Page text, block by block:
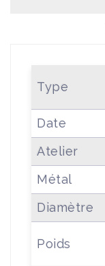
Type
Date
Atelier
Métal
Diamètre
Poids